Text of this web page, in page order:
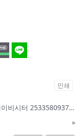
인쇄
미국친정맘/15년경력/ 산후관리사 및 베이비시터 2533580937 mom1004usa.com / 미주전지역파견업무
»